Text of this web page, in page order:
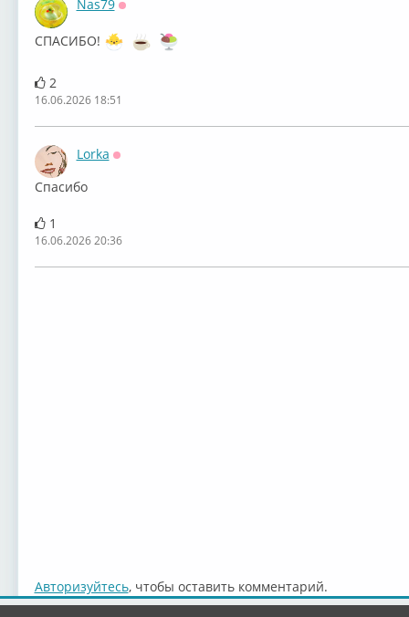
Nas79
СПАСИБО!
2
16.06.2026 18:51
Lorka
Спасибо
1
16.06.2026 20:36
Авторизуйтесь, чтобы оставить комментарий.